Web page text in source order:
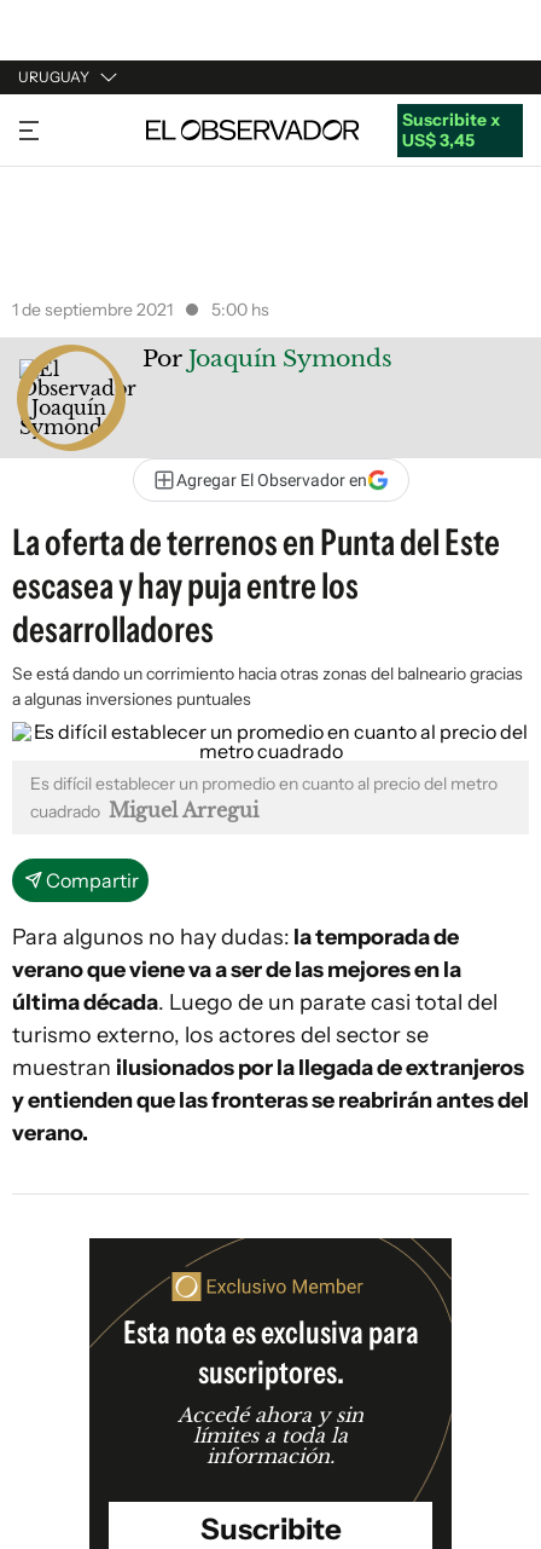
URUGUAY
URUGUAY
ARGENTINA
Suscribite x
US$ 3,45
1 de septiembre 2021 5:00 hs
Por Joaquín Symonds
Agregar El Observador en
La oferta de terrenos en Punta del Este
escasea y hay puja entre los
desarrolladores
Se está dando un corrimiento hacia otras zonas del balneario gracias
a algunas inversiones puntuales
Es difícil establecer un promedio en cuanto al precio del metro
cuadrado Miguel Arregui
Compartir
Para algunos no hay dudas: la temporada de
verano que viene va a ser de las mejores en la
última década. Luego de un parate casi total del
turismo externo, los actores del sector se
muestran ilusionados por la llegada de extranjeros
y entienden que las fronteras se reabrirán antes del
verano.
Esta nota es exclusiva para
suscriptores.
Accedé ahora y sin
límites a toda la
información.
Suscribite